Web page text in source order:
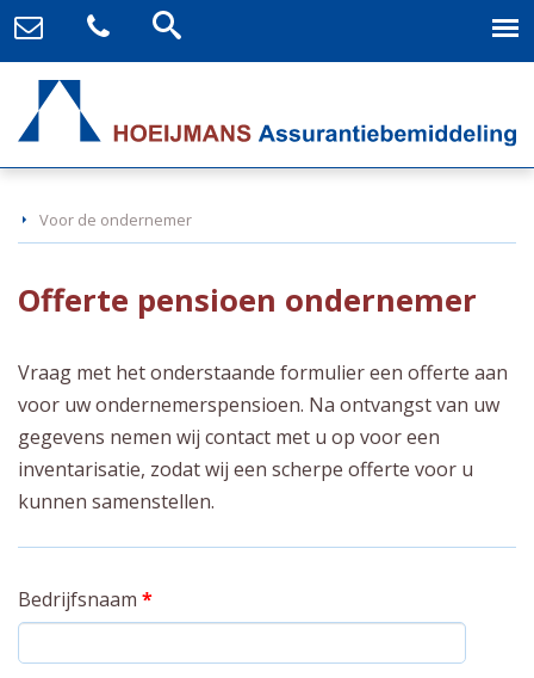
Voor de ondernemer
Offerte pensioen ondernemer
Vraag met het onderstaande formulier een offerte aan
voor uw ondernemerspensioen. Na ontvangst van uw
gegevens nemen wij contact met u op voor een
inventarisatie, zodat wij een scherpe offerte voor u
kunnen samenstellen.
Bedrijfsnaam *